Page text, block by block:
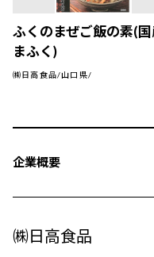
ふくのまぜご飯の素(
まふく)
㈱日高食品/山口県/
企業概要
㈱日高食品